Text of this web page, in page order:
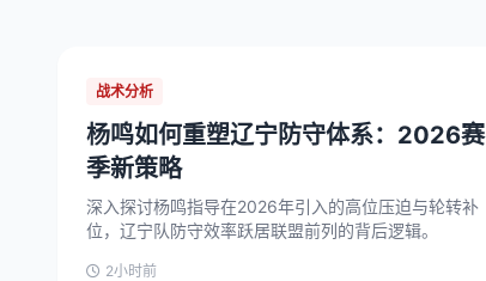
战术分析
杨鸣如何重塑辽宁防守体系：2026赛
季新策略
深入探讨杨鸣指导在2026年引入的高位压迫与轮转补
位，辽宁队防守效率跃居联盟前列的背后逻辑。
2小时前